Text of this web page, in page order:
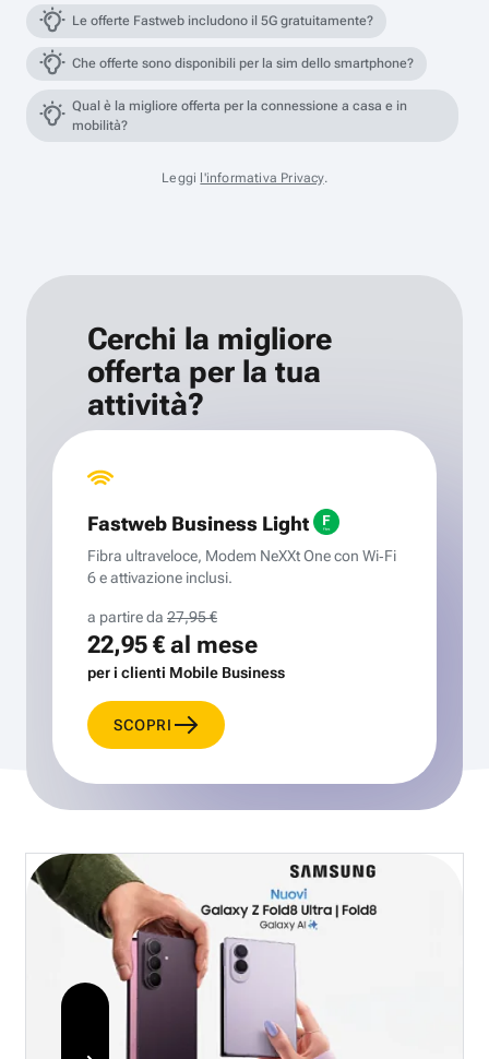
Le offerte Fastweb includono il 5G gratuitamente?
Che offerte sono disponibili per la sim dello smartphone?
Qual è la migliore offerta per la connessione a casa e in
mobilità?
Leggi l'informativa Privacy.
Cerchi la migliore
offerta per la tua
attività?
Fastweb Business Light
Fibra ultraveloce, Modem NeXXt One con Wi‑Fi
6 e attivazione inclusi.
a partire da 27,95 €
22,95 €al mese
per i clienti Mobile Business
SCOPRI